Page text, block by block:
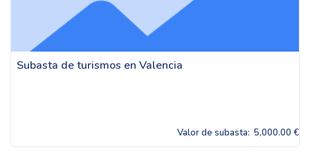
Subasta de turismos en Valencia
Valor de subasta: 5,000.00 €